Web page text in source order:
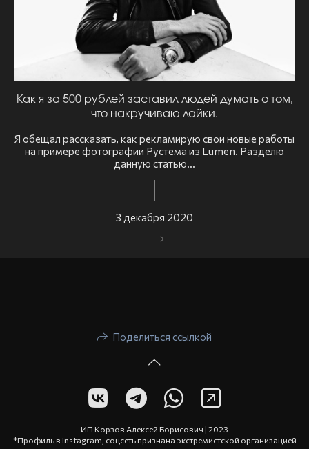
Как я за 500 рублей заставил людей думать о том,
что накручиваю лайки.
Я обещал рассказать, как рекламирую свои новые работы
на примере фотографии Рустема из Lumen. Разделю
данную статью...
3 декабря 2020
Поделиться ссылкой
ИП Корзов Алексей Борисович | 2023
*Профиль в Instagram, соцсеть признана экстремистской организацией